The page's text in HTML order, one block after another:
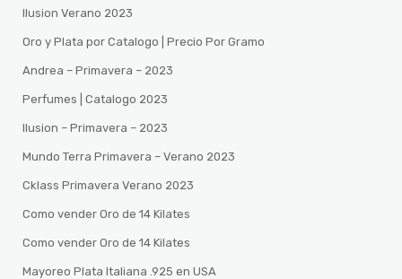
Ilusion Verano 2023
Oro y Plata por Catalogo | Precio Por Gramo
Andrea – Primavera – 2023
Perfumes | Catalogo 2023
Ilusion – Primavera – 2023
Mundo Terra Primavera – Verano 2023
Cklass Primavera Verano 2023
Como vender Oro de 14 Kilates
Como vender Oro de 14 Kilates
Mayoreo Plata Italiana .925 en USA